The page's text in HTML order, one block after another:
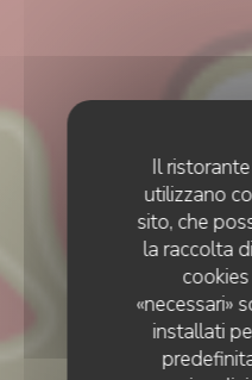
Il
utilizzano
sito, che
la raccolta
«necessari»
installati